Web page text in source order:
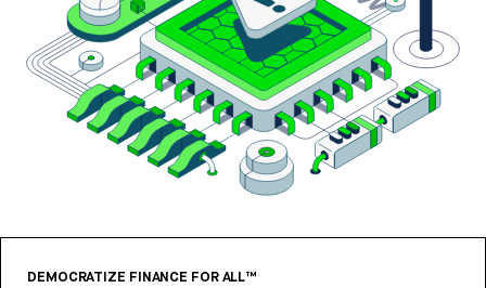
DEMOCRATIZE FINANCE FOR ALL™